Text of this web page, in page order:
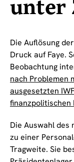
unter
Die Auflösung
Druck auf Faye.
Beobachtung
nach Problemen
ausgesetzten
finanzpolitischen
Die Auswahl
zu einer
Tragweite. Sie